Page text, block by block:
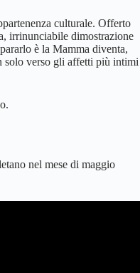
culturale. Offerto
irrinunciabile dimostrazione
è la Mamma diventa,
solo verso gli affetti più intimi
nel mese di maggio